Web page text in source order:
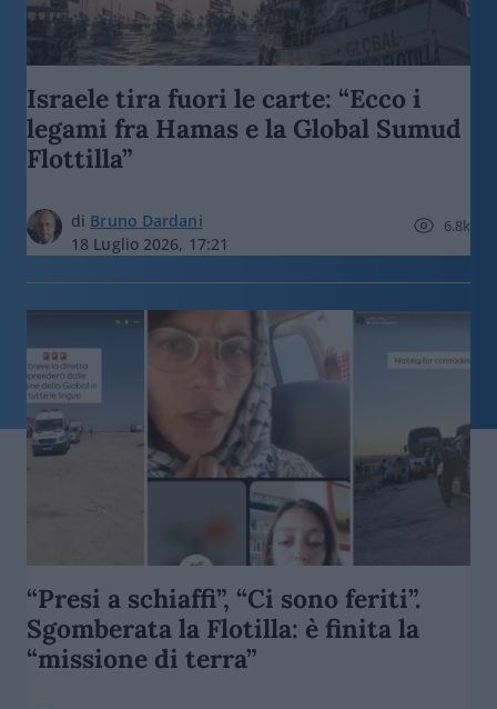
Israele tira fuori le carte: “Ecco i
legami fra Hamas e la Global Sumud
Flottilla”
di Bruno Dardani
18 Luglio 2026, 17:21
6.8k
“Presi a schiaffi”, “Ci sono feriti”.
Sgomberata la Flotilla: è finita la
“missione di terra”